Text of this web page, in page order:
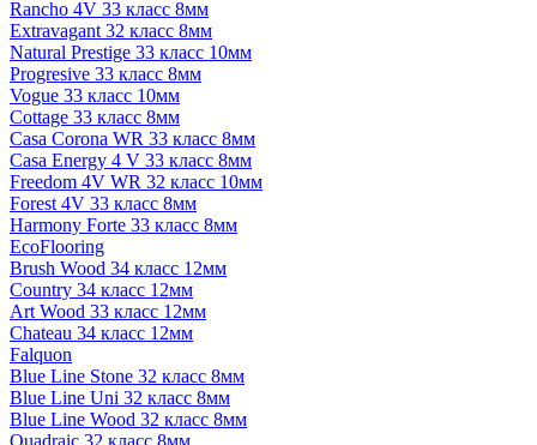
Rancho 4V 33 класс 8мм
Extravagant 32 класс 8мм
Natural Prestige 33 класс 10мм
Progresive 33 класс 8мм
Vogue 33 класс 10мм
Cottage 33 класс 8мм
Casa Corona WR 33 класс 8мм
Casa Energy 4 V 33 класс 8мм
Freedom 4V WR 32 класс 10мм
Forest 4V 33 класс 8мм
Harmony Forte 33 класс 8мм
EcoFlooring
Brush Wood 34 класс 12мм
Country 34 класс 12мм
Art Wood 33 класс 12мм
Chateau 34 класс 12мм
Falquon
Blue Line Stone 32 класс 8мм
Blue Line Uni 32 класс 8мм
Blue Line Wood 32 класс 8мм
Quadraic 32 класс 8мм